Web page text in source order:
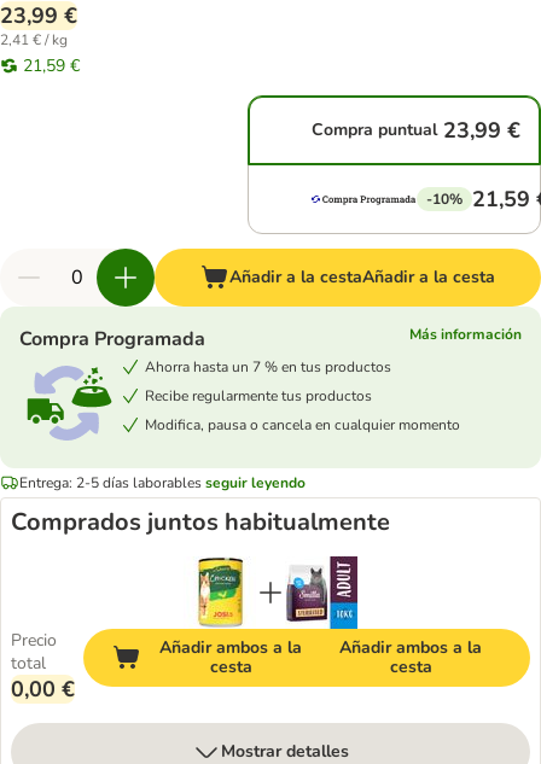
23,99 €
2,41 € / kg
21,59 €
Compra puntual 23,99 €
-10% 21,59
Añadir a la cestaAñadir a la cesta
Compra Programada
Más información
Ahorra hasta un 7 % en tus productos
Recibe regularmente tus productos
Modifica, pausa o cancela en cualquier momento
Entrega: 2-5 días laborablesseguir leyendo
Comprados juntos habitualmente
Precio
total
0,00 €
Añadir ambos a la
cesta
Añadir ambos a la
cesta
Mostrar detalles